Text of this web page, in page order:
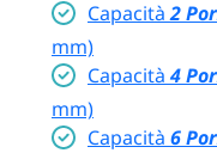
Capacità2
mm)
Capacità 4
mm)
Capacità 6